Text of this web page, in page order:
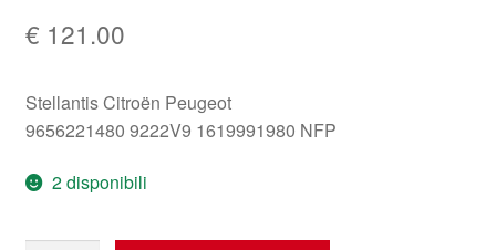
€ 121.00
Stellantis Citroën Peugeot
9656221480 9222V9 1619991980 NFP
2 disponibili